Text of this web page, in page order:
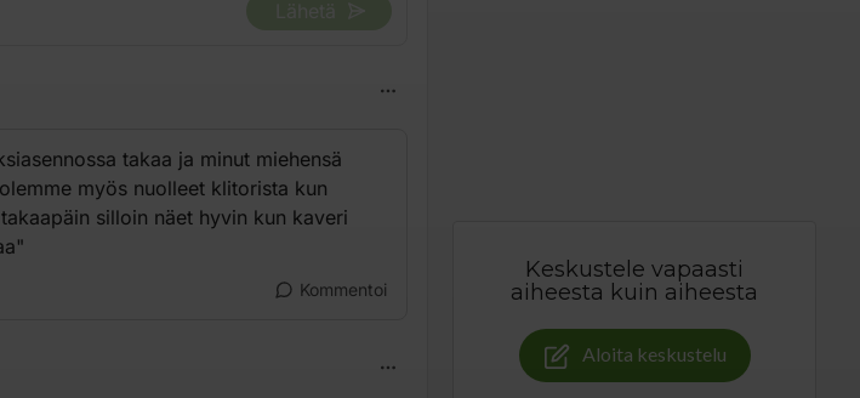
takaa ja minut miehensä
myös nuolleet klitorista kun
silloin näet hyvin kun kaveri
Kommentoi
Keskustele vapaasti
aiheesta kuin aiheesta
Aloita keskustelu